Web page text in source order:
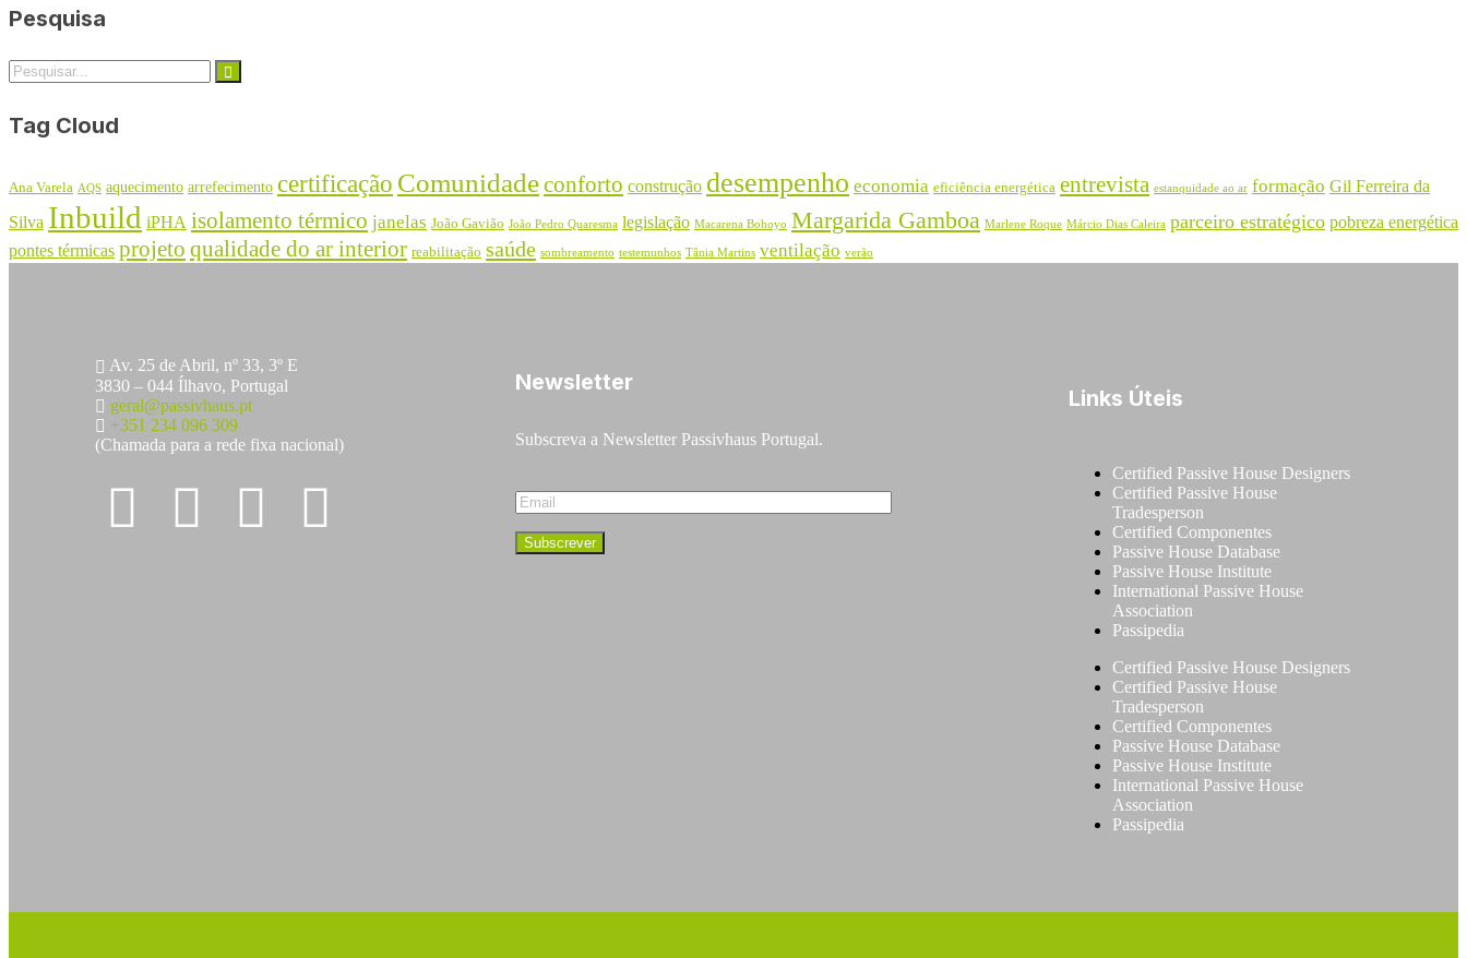
Pesquisa
Tag Cloud
Ana Varela AQS aquecimento arrefecimento certificação Comunidadeconforto construção desempenho economia eficiência energética entrevista estanquidade ao ar formação Gil Ferreira da
Silva Inbuild iPHA isolamento térmico janelas João Gavião João Pedro Quaresma legislação Macarena Bohoyo Margarida Gamboa Marlene Roque Márcio Dias Caleira parceiro estratégico pobreza energética
pontes térmicas projeto qualidade do ar interior reabilitação saúde sombreamento testemunhos Tânia Martins ventilação verão
Av. 25 de Abril, nº 33, 3º E
3830 – 044 Ílhavo, Portugal
geral@passivhaus.pt
+351 234 096 309
(Chamada para a rede fixa nacional)
Newsletter
Subscreva a Newsletter Passivhaus Portugal.
Links Úteis
Certified Passive House Designers
Certified Passive House
Tradesperson
Certified Componentes
Passive House Database
Passive House Institute
International Passive House
Association
Passipedia
Certified Passive House Designers
Certified Passive House
Tradesperson
Certified Componentes
Passive House Database
Passive House Institute
International Passive House
Association
Passipedia